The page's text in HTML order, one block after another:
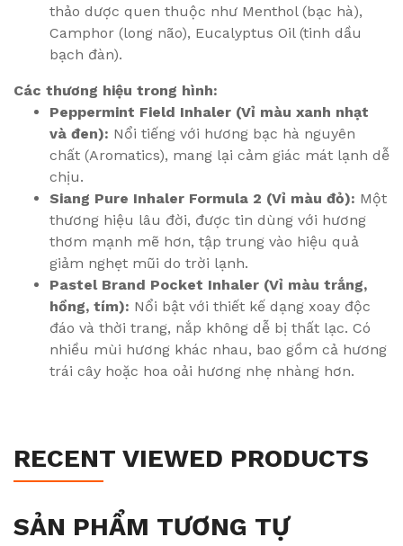
thảo dược quen thuộc như Menthol (bạc hà),
Camphor (long não), Eucalyptus Oil (tinh dầu
bạch đàn).
Các thương hiệu trong hình:
Peppermint Field Inhaler (Vỉ màu xanh nhạt
và đen): Nổi tiếng với hương bạc hà nguyên
chất (Aromatics), mang lại cảm giác mát lạnh dễ
chịu.
Siang Pure Inhaler Formula 2 (Vỉ màu đỏ): Một
thương hiệu lâu đời, được tin dùng với hương
thơm mạnh mẽ hơn, tập trung vào hiệu quả
giảm nghẹt mũi do trời lạnh.
Pastel Brand Pocket Inhaler (Vỉ màu trắng,
hồng, tím): Nổi bật với thiết kế dạng xoay độc
đáo và thời trang, nắp không dễ bị thất lạc. Có
nhiều mùi hương khác nhau, bao gồm cả hương
trái cây hoặc hoa oải hương nhẹ nhàng hơn.
RECENT VIEWED PRODUCTS
SẢN PHẨM TƯƠNG TỰ